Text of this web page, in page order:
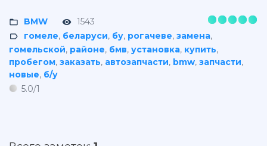
BMW
1543
гомеле, беларуси, бу, рогачеве, замена,
гомельской, районе, бмв, установка, купить,
пробегом, заказать, автозапчасти, bmw, запчасти,
новые, б/у
5.0/1